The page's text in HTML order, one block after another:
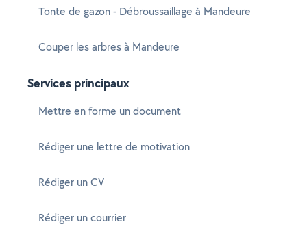
Tonte de gazon - Débroussaillage à Mandeure
Couper les arbres à Mandeure
Services principaux
Mettre en forme un document
Rédiger une lettre de motivation
Rédiger un CV
Rédiger un courrier